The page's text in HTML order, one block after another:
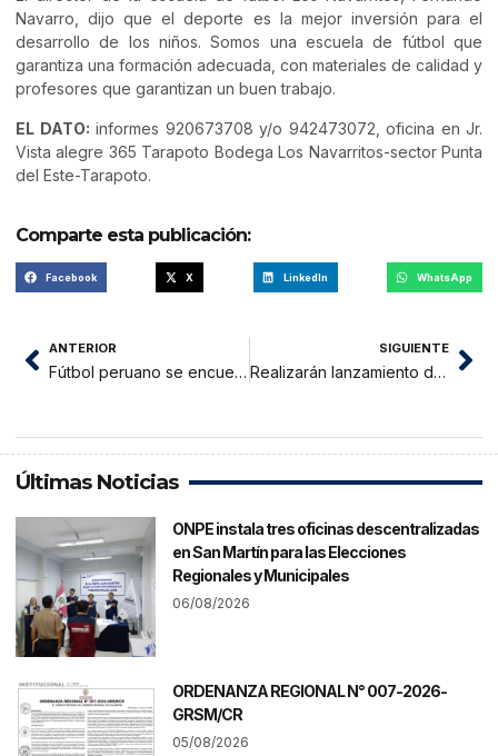
Navarro, dijo que el deporte es la mejor inversión para el
desarrollo de los niños. Somos una escuela de fútbol que
garantiza una formación adecuada, con materiales de calidad y
profesores que garantizan un buen trabajo.
EL DATO: informes 920673708 y/o 942473072, oficina en Jr.
Vista alegre 365 Tarapoto Bodega Los Navarritos-sector Punta
del Este-Tarapoto.
Comparte esta publicación:
Facebook X LinkedIn WhatsApp
ANTERIOR
Fútbol peruano se encuentra en pleno receso por Juegos Panamericnos
SIGUIENTE
Realizarán lanzamiento del Programa general por los 237 años de Tarapoto
Últimas Noticias
ONPE instala tres oficinas descentralizadas
en San Martín para las Elecciones
Regionales y Municipales
06/08/2026
ORDENANZA REGIONAL N° 007-2026-
GRSM/CR
05/08/2026